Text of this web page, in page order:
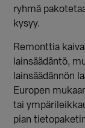
ryhmä
kysyy.
Remonttia
lainsäädäntö,
lainsäädännön
Europen
tai
pian